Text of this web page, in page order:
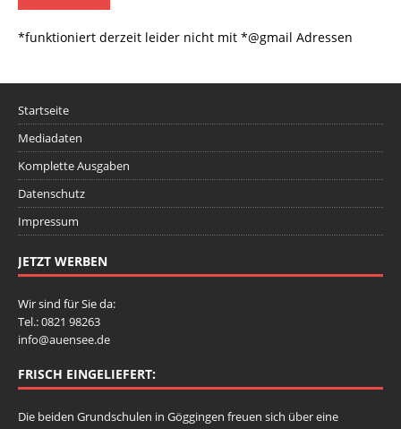
*funktioniert derzeit leider nicht mit *@gmail Adressen
Startseite
Mediadaten
Komplette Ausgaben
Datenschutz
Impressum
JETZT WERBEN
Wir sind für Sie da:
Tel.: 0821 98263
info@auensee.de
FRISCH EINGELIEFERT:
Die beiden Grundschulen in Göggingen freuen sich über eine